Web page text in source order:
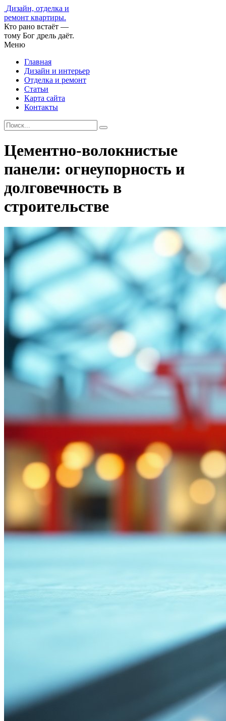
Дизайн, отделка и
ремонт квартиры.
Кто рано встаёт —
тому Бог дрель даёт.
Меню
Главная
Дизайн и интерьер
Отделка и ремонт
Статьи
Карта сайта
Контакты
Цементно-волокнистые
панели: огнеупорность и
долговечность в
строительстве